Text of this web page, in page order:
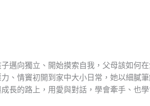
邁向獨立、開始摸索自我，父母該如何
、情竇初開到家中大小日常，她以細膩
長的路上，用愛與對話，學會牽手、也學